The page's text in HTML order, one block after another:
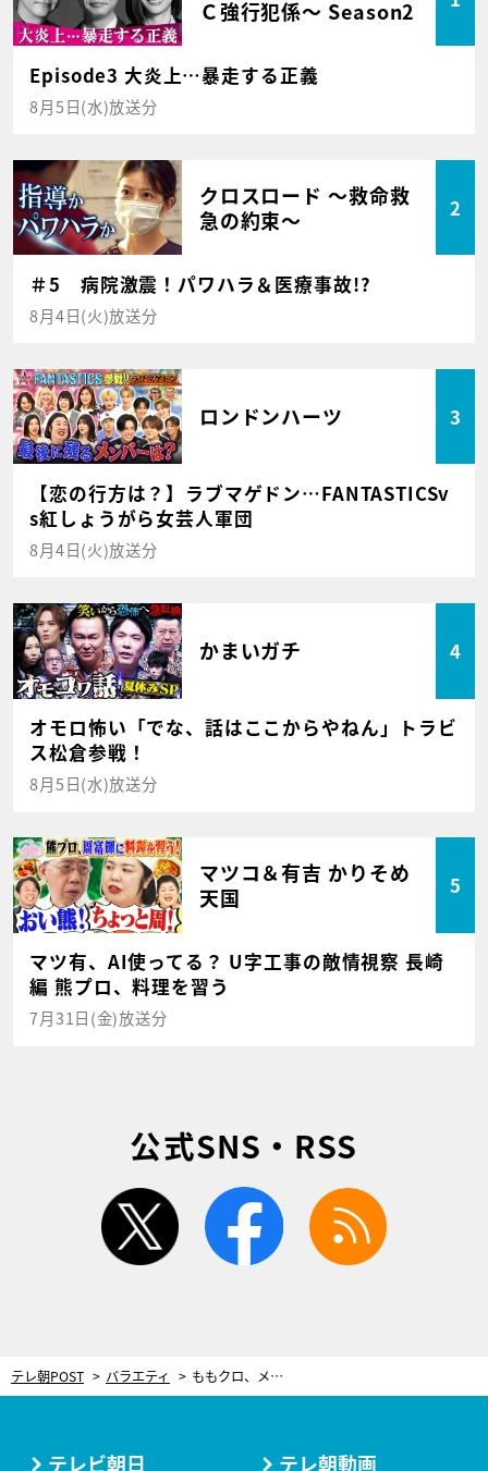
Ｃ強行犯係～ Season2
Episode3 大炎上…暴走する正義
8月5日(水)放送分
クロスロード ～救命救
急の約束～
2
＃5 病院激震！パワハラ＆医療事故!?
8月4日(火)放送分
ロンドンハーツ 3
【恋の行方は？】ラブマゲドン…FANTASTICSv
s紅しょうがら女芸人軍団
8月4日(火)放送分
かまいガチ 4
オモロ怖い「でな、話はここからやねん」トラビ
ス松倉参戦！
8月5日(水)放送分
マツコ＆有吉 かりそめ
天国
5
マツ有、AI使ってる？ U字工事の敵情視察 長崎
編 熊プロ、料理を習う
7月31日(金)放送分
公式SNS・RSS
twitter facebook
テレ朝POST バラエティ ももクロ、メンバー同士も知らないプライベート情報が明らかに！「なんで知ってるの？」
テレビ朝日 テレ朝動画